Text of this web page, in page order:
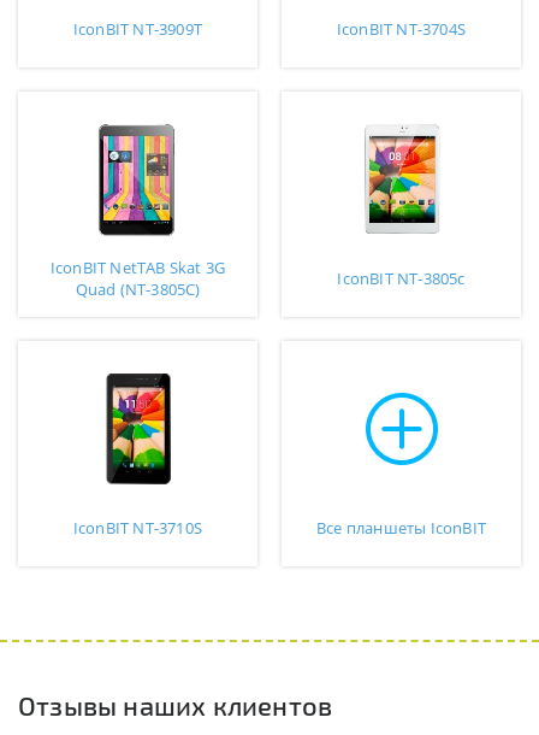
IconBIT NT-3909T IconBIT NT-3704S
IconBIT NetTAB Skat 3G
Quad (NT-3805C)
IconBIT NT-3805c
IconBIT NT-3710S Все планшеты IconBIT
Отзывы наших клиентов